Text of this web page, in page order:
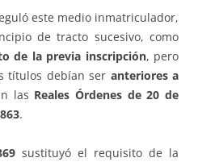
este medio inmatriculador,
de tracto sucesivo, como
de la previa inscripción, pero
títulos debían ser anteriores a
las Reales Órdenes de 20 de
.
sustituyó el requisito de la